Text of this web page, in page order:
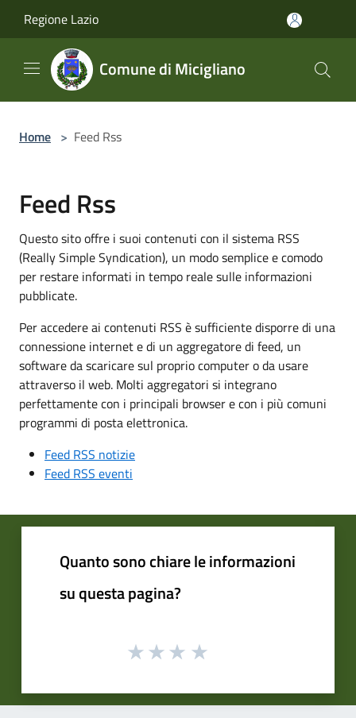
Regione Lazio
Comune di Micigliano
Home > Feed Rss
Feed Rss
Questo sito offre i suoi contenuti con il sistema RSS
(Really Simple Syndication), un modo semplice e comodo
per restare informati in tempo reale sulle informazioni
pubblicate.
Per accedere ai contenuti RSS è sufficiente disporre di una
connessione internet e di un aggregatore di feed, un
software da scaricare sul proprio computer o da usare
attraverso il web. Molti aggregatori si integrano
perfettamente con i principali browser e con i più comuni
programmi di posta elettronica.
Feed RSS notizie
Feed RSS eventi
Quanto sono chiare le informazioni
su questa pagina?